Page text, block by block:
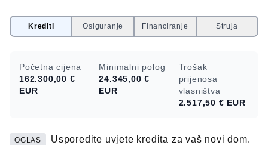
Krediti Osiguranje Financiranje Struja
Početna cijena
162.300,00 €
EUR
Minimalni polog
24.345,00 €
EUR
Trošak
prijenosa
vlasništva
2.517,50 € EUR
OGLAS Usporedite uvjete kredita za vaš novi dom.